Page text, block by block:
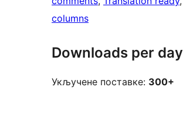
columns
Downloads per day
Укључене поставке: 300+